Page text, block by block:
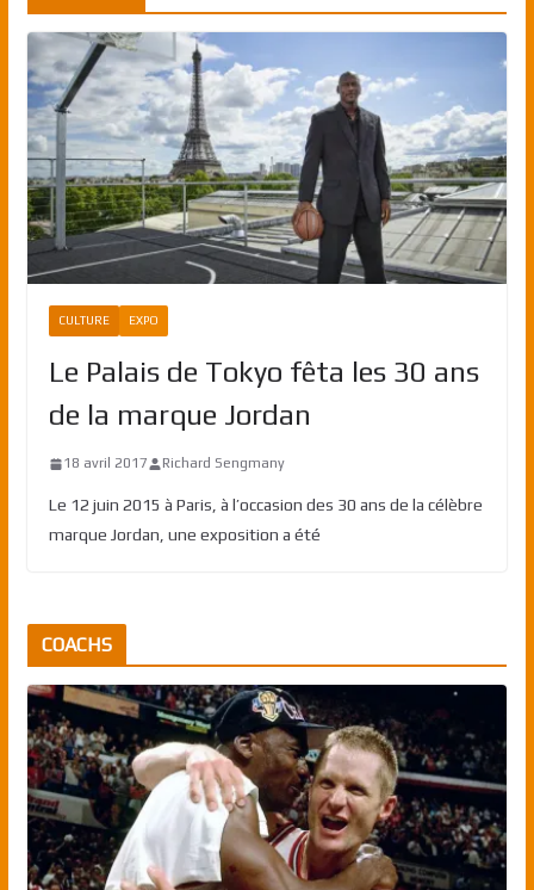
CULTURE EXPO
Le Palais de Tokyo fêta les 30 ans
de la marque Jordan
18 avril 2017 Richard Sengmany
Le 12 juin 2015 à Paris, à l’occasion des 30 ans de la célèbre
marque Jordan, une exposition a été
COACHS